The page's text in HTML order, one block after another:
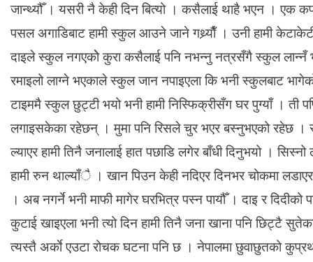
जान्थ्यौँ । यसरी नै केही दिन बित्यो । कसैलाई थाहै भएन । एक
पसल अगाडिबाट हामी स्कुल आउने जाने गथ्र्याैँ । उनी हामी
दाइले स्कुल नगएकोे कुरा कसैलाई पनि नभन्नु नत्रसँगै स्कुल लान्नँ
रमाइलो लाग्ने भएकाले स्कुल जान नपाइएला कि भनी स्कुलबाट
टाइममै स्कुल छुट्टी भयो भनी हामी निस्फिक्रीसँग घर पुग्याँ । ती
लगाइसकेका रहेछन् । मुमा पनि रिसले चुर भएर बस्नुभएको रहेछ ।
ल्याएर हामी तिनै जनालाई हात पछाडि लगेर बाँधी दिनुभयो ।
हामी रुन थाल्याँै । खान पिउन केही नदिएर दिनभर चोकमा
। अब नगर्ने भनी माफी मागेर घरभित्र पस्न पायौँ । दाइ र
कुटाई खाइएला भनी त्यो दिन हामी तिनै जना खाना पनि छिट्टै
त्यस्तै अर्काे एउटा रोचक घटना पनि छ । नेपालमा छुवाछुतको